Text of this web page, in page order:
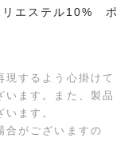
エステル10% ポ
するよう心掛けて
います。また、製品
ます。
合がございますの